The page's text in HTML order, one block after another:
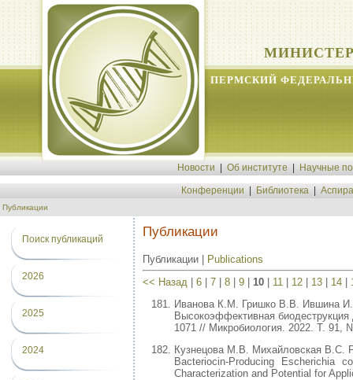
ПЕРМСКИЙ
Новости Об институте Научные
Конференции Библиотека
Публикации
Поиск публикаций
2026
2025
2024
Публикации
Публикации | Publications
<< Назад
6 7 8 9 10 11 12 13 14
Иванова К.М. Гришко В.В. Ившина
Высокоэффективная
1071 // Микробиология. 2022. Т. 91,
Кузнецова М.В. Михайловская В.С.
Bacteriocin-Producing Escherichia
Characterization and Potential for